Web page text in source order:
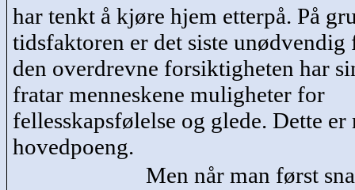
har tenkt å kjøre hjem etterpå. På
tidsfaktoren er det siste
den overdrevne forsiktigheten har
fratar menneskene muligheter for
fellesskapsfølelse og glede. Dette er
hovedpoeng.
Men når man først